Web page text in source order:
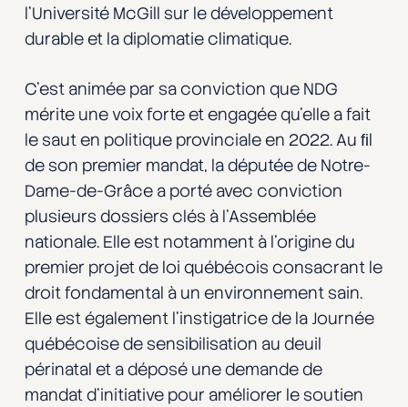
l’Université McGill sur le développement
durable et la diplomatie climatique.
C’est animée par sa conviction que NDG
mérite une voix forte et engagée qu’elle a fait
le saut en politique provinciale en 2022. Au ﬁl
de son premier mandat, la députée de Notre-
Dame-de-Grâce a porté avec conviction
plusieurs dossiers clés à l’Assemblée
nationale. Elle est notamment à l’origine du
premier projet de loi québécois consacrant le
droit fondamental à un environnement sain.
Elle est également l’instigatrice de la Journée
québécoise de sensibilisation au deuil
périnatal et a déposé une demande de
mandat d’initiative pour améliorer le soutien